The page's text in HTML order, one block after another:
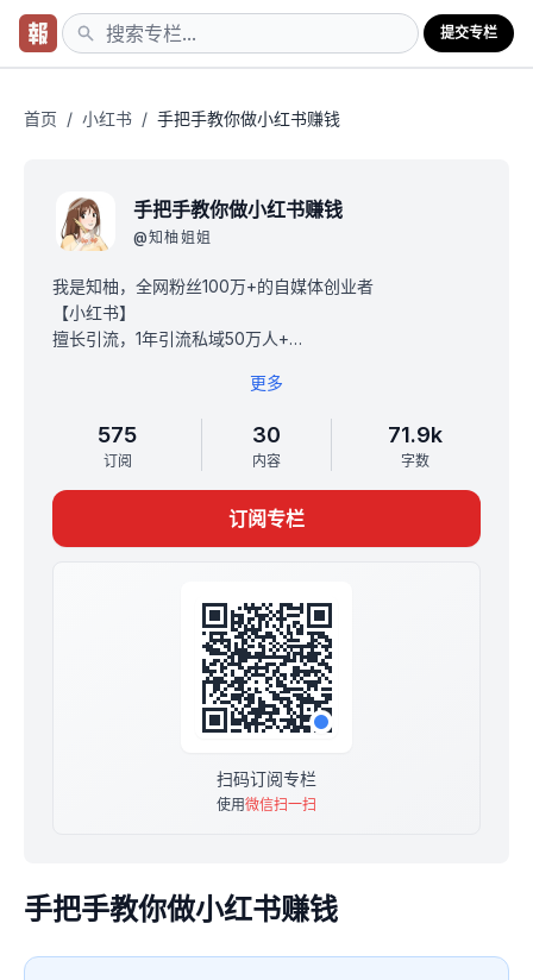
提交专栏
首页 / 小红书 / 手把手教你做小红书赚钱
手把手教你做小红书赚钱
@知柚姐姐
我是知柚，全网粉丝100万+的自媒体创业者
【小红书】
擅长引流，1年引流私域50万人+
擅长爆款，最高篇点赞3.3万，收藏3.5万
单月净增用户最高8万+，单月广告变现2-5万
全网私域用户100万+，全国大学生资源为主
专栏一句话介绍：教你快速启动小红书，从0-1做个赚钱的
原价999，现价299元永久买断，随时可能涨价~
礼包】，更多福利围观高能朋友圈。
更多
575
订阅
30
内容
71.9k
字数
订阅专栏
扫码订阅专栏
使用微信扫一扫
手把手教你做小红书赚钱